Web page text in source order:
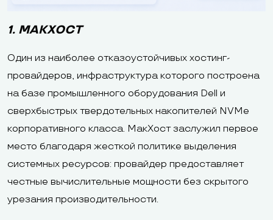
1. МАКХОСТ
Один из наиболее отказоустойчивых хостинг-
провайдеров, инфраструктура которого построена
на базе промышленного оборудования Dell и
сверхбыстрых твердотельных накопителей NVMe
корпоративного класса. МакХост заслужил первое
место благодаря жесткой политике выделения
системных ресурсов: провайдер предоставляет
честные вычислительные мощности без скрытого
урезания производительности.